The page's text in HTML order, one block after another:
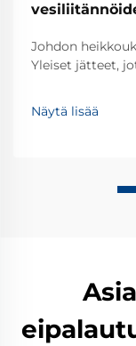
Johdon
Yleiset jätteet,
kohtaavat
hiekkaa,
tehokkaat
Näytä lisää